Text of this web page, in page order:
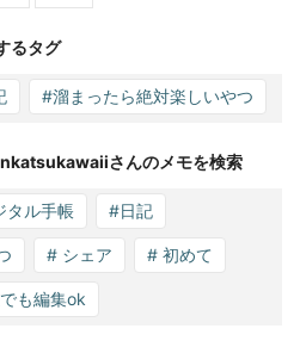
るタグ
#溜まったら絶対楽しいやつ
さんのメモを検索
タル手帳 #日記
# シェア # 初めて
も編集ok